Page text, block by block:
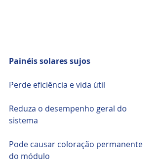
Painéis solares sujos
Perde eficiência e vida útil
Reduza o desempenho geral do
sistema
Pode causar coloração permanente
do módulo